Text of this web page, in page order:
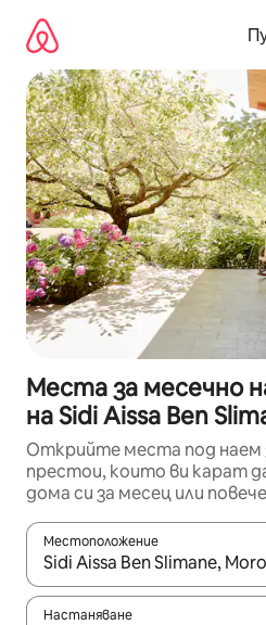
съдържанието
Места за месечно
на Sidi Aissa Ben
Открийте места под наем
престои, които ви карат
дома си за месец или
Местоположение
Когато резултатите се
Настаняване